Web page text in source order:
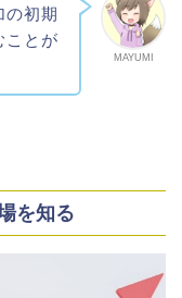
MAYUMI
の初期
ことが
を知る